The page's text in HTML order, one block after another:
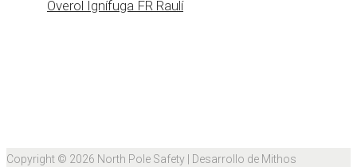
Overol Ignífuga FR Raulí
Copyright © 2026 North Pole Safety | Desarrollo de Mithos